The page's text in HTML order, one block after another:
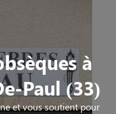
à
Paul (33)
et vous soutient pour